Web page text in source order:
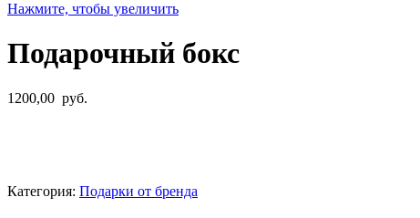
Нажмите, чтобы увеличить
Подарочный бокс
1200,00 руб.
Категория: Подарки от бренда